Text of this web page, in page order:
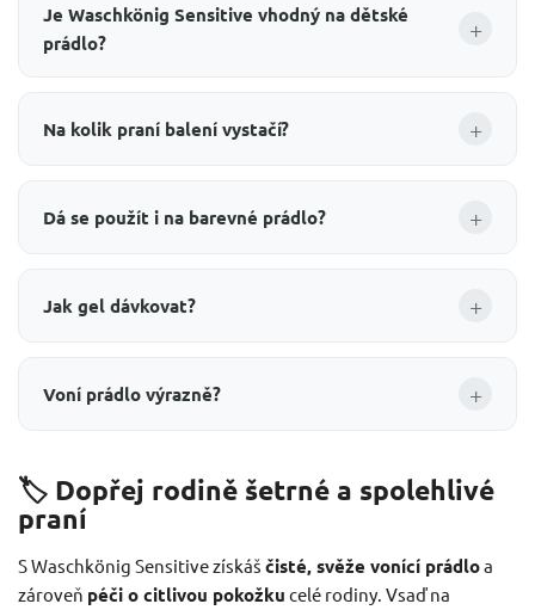
Je Waschkönig Sensitive vhodný na dětské
prádlo?
+
Na kolik praní balení vystačí? +
Dá se použít i na barevné prádlo? +
Jak gel dávkovat? +
Voní prádlo výrazně? +
🏷️ Dopřej rodině šetrné a spolehlivé
praní
S Waschkönig Sensitive získáš čisté, svěže vonící prádloa
zároveň péči o citlivou pokožku celé rodiny. Vsaď na